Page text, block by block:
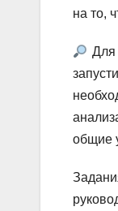
на то,
Для
общие